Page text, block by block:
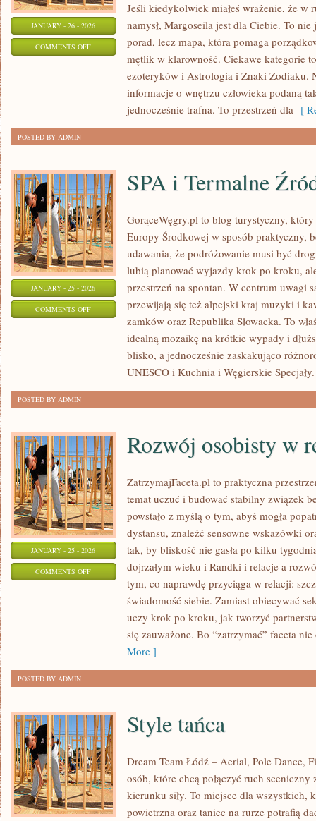
JANUARY - 26 - 2026
COMMENTS OFFON
HOROSKOPY
MIESIĘCZNE
Jeśli kiedykolwiek miałeś wrażenie, że
namysł, Margoseila jest dla Ciebie. To
porad, lecz mapa, która pomaga
mętlik w klarowność. Ciekawe kategorie
ezoteryków i Astrologia i Znaki Zodiaku.
informacje o wnętrzu człowieka podaną
jednocześnie trafna. To przestrzeń dla [
POSTED BY ADMIN
JANUARY - 25 - 2026
COMMENTS OFFON
TERMALNE
SPA i Termalne
GorąceWęgry.pl to blog turystyczny,
Europy Środkowej w sposób praktyczny,
udawania, że podróżowanie musi być
lubią planować wyjazdy krok po kroku,
przestrzeń na spontan. W centrum uwagi
przewijają się też alpejski kraj muzyki i
zamków oraz Republika Słowacka. To
idealną mozaikę na krótkie wypady i
blisko, a jednocześnie zaskakująco
UNESCO i Kuchnia i Węgierskie
POSTED BY ADMIN
JANUARY - 25 - 2026
COMMENTS OFFON
RELACJACH
Rozwój osobisty w
ZatrzymajFaceta.pl to praktyczna
temat uczuć i budować stabilny związek
powstało z myślą o tym, abyś mogła
dystansu, znaleźć sensowne wskazówki
tak, by bliskość nie gasła po kilku
dojrzałym wieku i Randki i relacje a
tym, co naprawdę przyciąga w relacji:
świadomość siebie. Zamiast obiecywać
uczy krok po kroku, jak tworzyć
się zauważone. Bo “zatrzymać” faceta
More ]
POSTED BY ADMIN
Style tańca
Dream Team Łódź – Aerial, Pole Dance,
osób, które chcą połączyć ruch
kierunku siły. To miejsce dla wszystkich,
powietrzna oraz taniec na rurze potrafią